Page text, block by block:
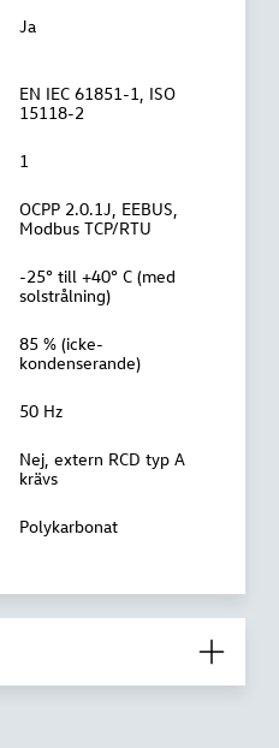
Ja
EN IEC 61851-1, ISO
15118-2
1
OCPP 2.0.1J, EEBUS,
Modbus TCP/RTU
-25° till +40° C (med
solstrålning)
85 % (icke-
kondenserande)
50 Hz
Nej, extern RCD typ A
krävs
Polykarbonat